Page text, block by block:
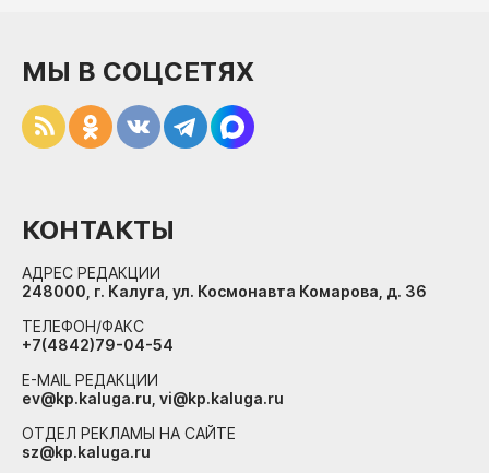
МЫ В СОЦСЕТЯХ
КОНТАКТЫ
АДРЕС РЕДАКЦИИ
248000, г. Калуга, ул. Космонавта Комарова, д. 36
ТЕЛЕФОН/ФАКС
+7(4842)79-04-54
E-MAIL РЕДАКЦИИ
ev@kp.kaluga.ru, vi@kp.kaluga.ru
ОТДЕЛ РЕКЛАМЫ НА САЙТЕ
sz@kp.kaluga.ru